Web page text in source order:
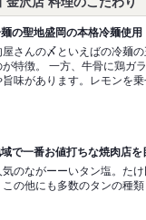
の聖地盛岡の本格冷麺使用
屋さんの〆といえばの冷麺
が特徴。 一方、牛骨に鶏ガ
旨味があります。レモンを
で一番お値打ちな焼肉店を
気のながーーいタン塩。た
この他にも多数のタンの種類